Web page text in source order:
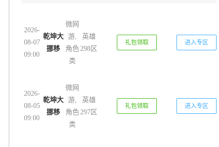
2026-
08-07
09:00
乾坤大
挪移
微网
游,
角色
类
英雄
298区
礼包领取 进入专区
2026-
08-05
09:00
乾坤大
挪移
微网
游,
角色
类
英雄
297区
礼包领取 进入专区